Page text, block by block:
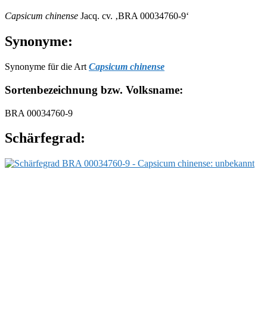
Capsicum chinense Jacq. cv. ‚BRA 00034760-9‘
Synonyme:
Synonyme für die Art Capsicum chinense
Sortenbezeichnung bzw. Volksname:
BRA 00034760-9
Schärfegrad: